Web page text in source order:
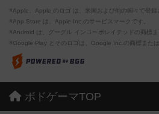
※Apple、Apple のロゴ は、米国および他の国々で登録
※App Store は、Apple Inc.のサービスマークです。
※Android は、グーグル インコーポレイテッドの商標ま
※Google Play とそのロゴは、Google Inc.の商標または
ボドゲーマTOP